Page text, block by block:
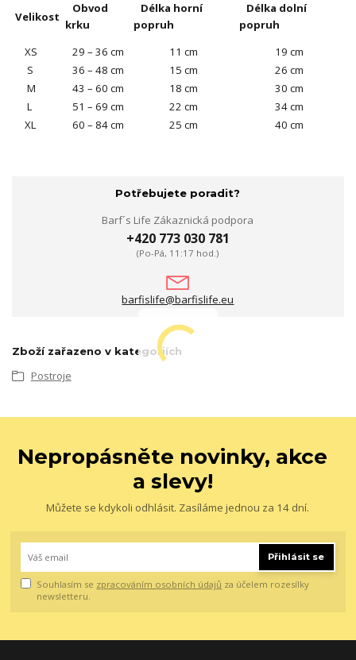
Velikost
Obvod
krku
Délka horní
popruh
Délka dolní
popruh
XS
29 – 36 cm 11 cm
19 cm
S
36 – 48 cm 15 cm
26 cm
M
43 – 60 cm 18 cm
30 cm
L
51 – 69 cm 22 cm
34 cm
XL
60 – 84 cm 25 cm 40 cm
Potřebujete poradit?
Barf´s Life Zákaznická podpora
+420 773 030 781
(Po-Pá, 11:17 hod.)
barfislife@barfislife.eu
Zboží zařazeno v kategoriích
Postroje
Nepropásněte novinky, akce
a slevy!
Můžete se kdykoli odhlásit. Zasíláme jednou za 14 dní.
Přihlásit se
Souhlasím se zpracováním osobních údajů za účelem rozesílky
newsletteru.